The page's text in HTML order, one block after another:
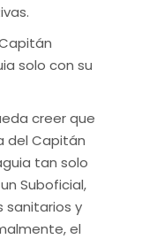
solo con su
creer que
del Capitán
tan solo
Suboficial,
sanitarios y
el